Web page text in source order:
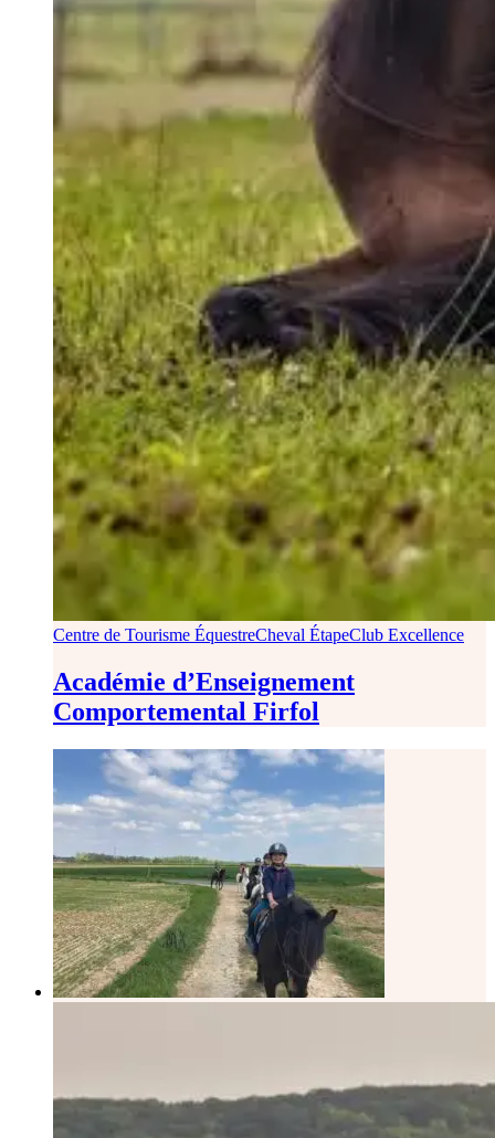
Centre de Tourisme ÉquestreCheval ÉtapeClub Excellence
Académie d’Enseignement
Comportemental Firfol